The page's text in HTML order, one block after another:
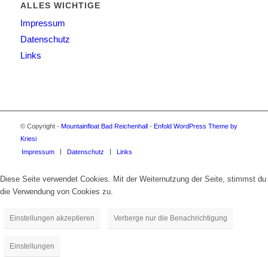
ALLES WICHTIGE
Impressum
Datenschutz
Links
© Copyright - Mountainfloat Bad Reichenhall - Enfold WordPress Theme by
Kriesi
Impressum
Datenschutz Links
Diese Seite verwendet Cookies. Mit der Weiternutzung der Seite, stimmst du
die Verwendung von Cookies zu.
Einstellungen akzeptieren Verberge nur die Benachrichtigung
Einstellungen